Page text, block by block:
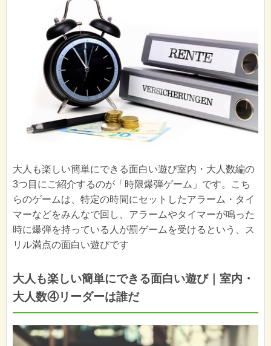
大人も楽しい簡単にできる面白い遊び室内・大人数編の
3つ目にご紹介するのが「時限爆弾ゲーム」です。こち
らのゲームは、特定の時間にセットしたアラーム・タイ
マーなどをみんなで回し、アラームやタイマーが鳴った
時に爆弾を持っている人が罰ゲームを受けるという、ス
リル満点の面白い遊びです
大人も楽しい簡単にできる面白い遊び｜室内・
大人数④リーダーは誰だ